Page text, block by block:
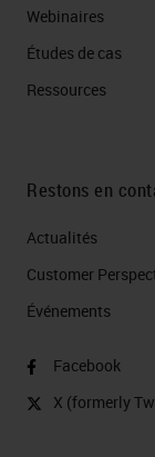
Webinaires
Études de cas
Ressources
Restons en
Actualités
Customer
Événements
Facebook
X (formerly